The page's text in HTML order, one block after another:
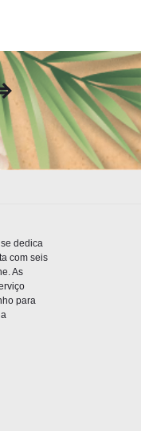
dedica
com seis
As
para